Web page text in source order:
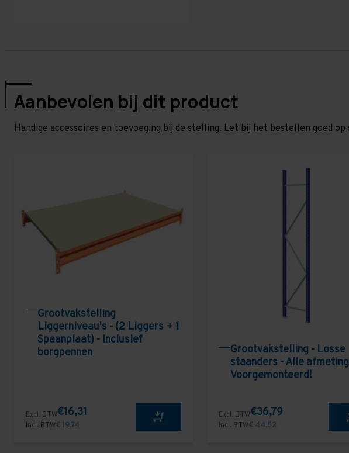
Aanbevolen bij dit product
Handige accessoires en toevoeging bij de stelling. Let bij het bestellen goed
Grootvakstelling
Liggerniveau's - (2 Liggers + 1
Spaanplaat) - Inclusief
borgpennen
Excl. BTW€16,31
Incl. BTW€ 19,74
Grootvakstelling - Losse
staanders - Alle
Voorgemonteerd!
Excl. BTW€36,79
Incl. BTW€ 44,52